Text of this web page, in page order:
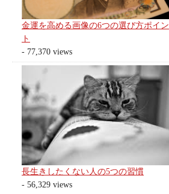
金運を高める画像の6つの選び方ポイン
ト
- 77,370 views
長生きしたくない人の5つの習慣
- 56,329 views